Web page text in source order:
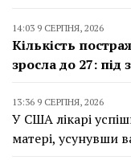
14:03 9 СЕРПНЯ, 2026
Кількість
зросла до 27:
13:36 9 СЕРПНЯ, 2026
У США лікарі
матері, усунувши